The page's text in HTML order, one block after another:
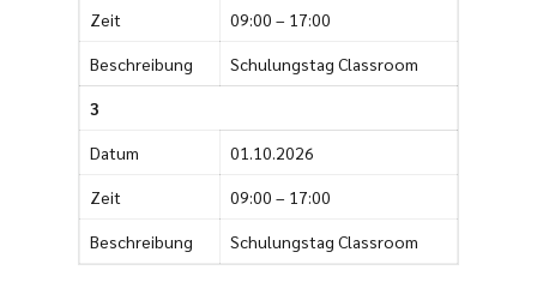
Zeit 09:00 – 17:00
Beschreibung Schulungstag Classroom
3
Datum 01.10.2026
Zeit 09:00 – 17:00
Beschreibung Schulungstag Classroom